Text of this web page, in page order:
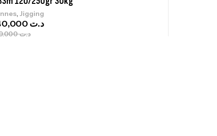
,Jigging
د.ت379,000
د.ت340,000